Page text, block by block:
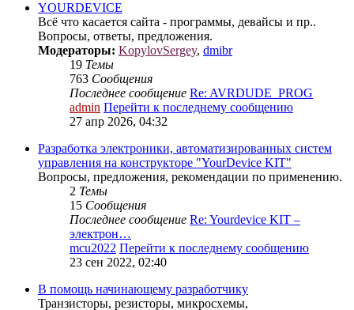
YOURDEVICE
Всё что касается сайта - программы, девайсы и пр..
Вопросы, ответы, предложения.
Модераторы: KopylovSergey, dmibr
19 Темы
763 Сообщения
Последнее сообщение Re: AVRDUDE_PROG
admin Перейти к последнему сообщению
27 апр 2026, 04:32
Разработка электроники, автоматизированных систем
управления на конструкторе "YourDevice KIT"
Вопросы, предложения, рекомендации по применению.
2 Темы
15 Сообщения
Последнее сообщение Re: Yourdevice KIT –
электрон…
mcu2022 Перейти к последнему сообщению
23 сен 2022, 02:40
В помощь начинающему разработчику
Транзисторы, резисторы, микросхемы,